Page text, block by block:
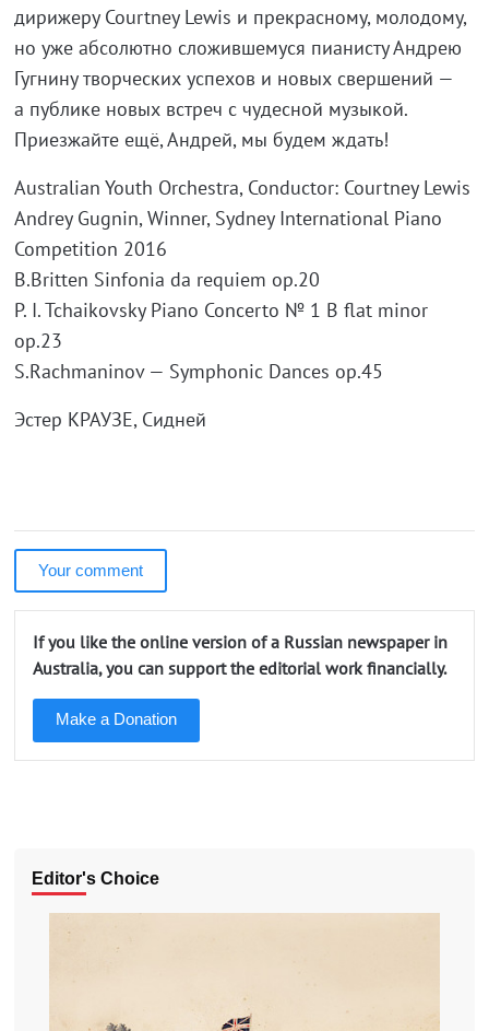
дирижеру Courtney Lewis и прекрасному, молодому,
но уже абсолютно сложившемуся пианисту Андрею
Гугнину творческих успехов и новых свершений —
а публике новых встреч с чудесной музыкой.
Приезжайте ещё, Андрей, мы будем ждать!
Australian Youth Orchestra, Conductor: Courtney Lewis
Andrey Gugnin, Winner, Sydney International Piano
Competition 2016
B.Britten Sinfonia da requiem op.20
P. I. Tchaikovsky Piano Concerto № 1 B flat minor
op.23
S.Rachmaninov — Symphonic Dances op.45
Эстер КРАУЗЕ, Сидней
Your comment
If you like the online version of a Russian newspaper in
Australia, you can support the editorial work financially.
Make a Donation
Editor's Choice